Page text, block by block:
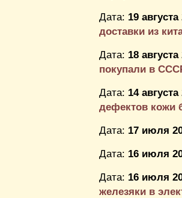
Дата: 19
доставки из
Дата: 18
покупали в
Дата: 14
дефектов кожи
Дата: 17 июля
Дата: 16 июля
Дата: 16 июля
железяки в